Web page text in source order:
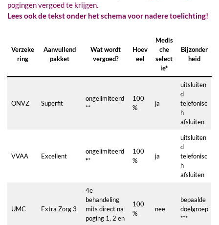
pogingen vergoed te krijgen.
Lees ook de tekst onder het schema voor nadere toelichting!
Verzeke
ring
Aanvullend
pakket
Wat wordt
vergoed?
Hoev
eel
Medis
che
select
ie*
Bijzonder
heid
ONVZ Superfit
ongelimiteerd
**
100
%
ja
uitsluiten
d
telefonisc
h
afsluiten
VVAA Excellent
ongelimiteerd
**
100
%
ja
uitsluiten
d
telefonisc
h
afsluiten
UMC Extra Zorg 3
4e
behandeling
mits direct na
poging 1, 2 en
100
%
nee
bepaalde
doelgroep
***